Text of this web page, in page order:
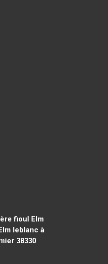
fioul Elm
leblanc à
38330